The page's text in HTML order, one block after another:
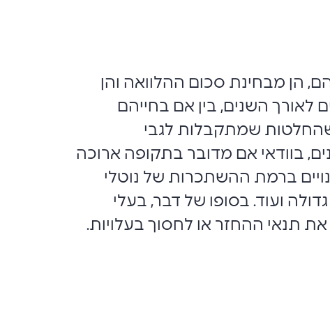
הן מבחינת סכום ההלוואה והן
השנים, בין אם בחייהם
שהחלטות שמתקבלות לגבי
בוודאי אם מדובר בתקופה ארוכה
ברמת ההשתכרות של נוטלי
ועוד. בסופו של דבר, בעלי
תנאי ההחזר או לחסוך בעלויות.